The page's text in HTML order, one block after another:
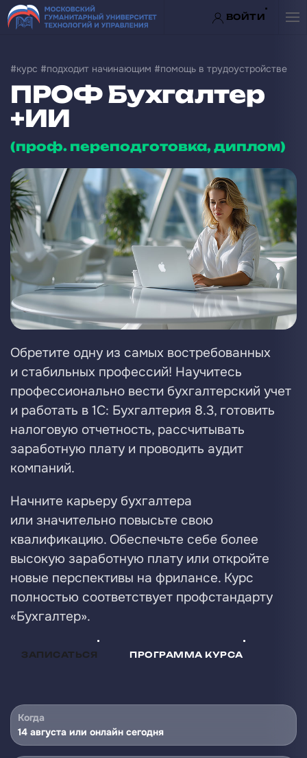
Перейти к содержимому
ВОЙТИ
#курс #подходит начинающим #помощь в трудоустройстве
ПРОФ Бухгалтер
+ИИ
(проф. переподготовка, диплом)
Обретите одну из самых востребованных
и стабильных профессий! Научитесь
профессионально вести бухгалтерский учет
и работать в 1С: Бухгалтерия 8.3, готовить
налоговую отчетность, рассчитывать
заработную плату и проводить аудит
компаний.
Начните карьеру бухгалтера
или значительно повысьте свою
квалификацию. Обеспечьте себе более
высокую заработную плату или откройте
новые перспективы на фрилансе. Курс
полностью соответствует профстандарту
«Бухгалтер».
ЗАПИСАТЬСЯ ПРОГРАММА КУРСА
Когда
14 августа или онлайн сегодня